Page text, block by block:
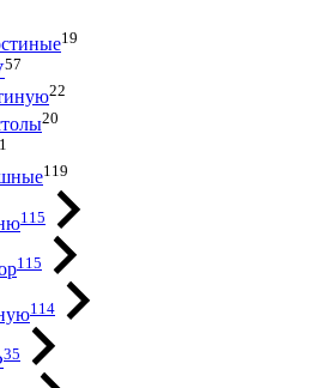
19
57
22
20
119
115
115
114
35